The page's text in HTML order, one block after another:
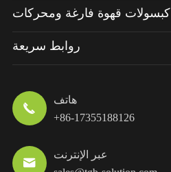
كبسولات قهوة فارغة ومحركات
روابط سريعة

هاتف
+86-17355188126

عبر الإنترنت